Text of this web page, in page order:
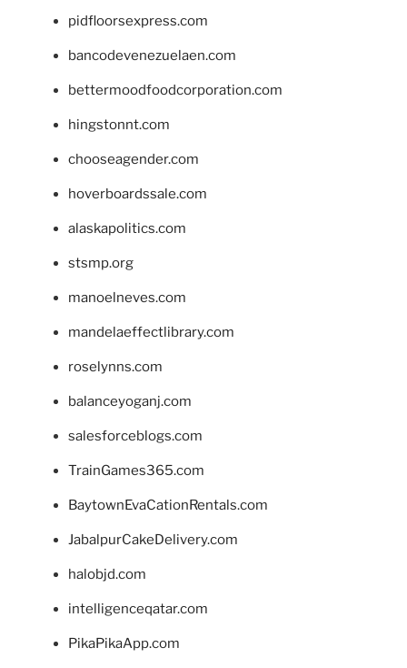
pidfloorsexpress.com
bancodevenezuelaen.com
bettermoodfoodcorporation.com
hingstonnt.com
chooseagender.com
hoverboardssale.com
alaskapolitics.com
stsmp.org
manoelneves.com
mandelaeffectlibrary.com
roselynns.com
balanceyoganj.com
salesforceblogs.com
TrainGames365.com
BaytownEvaCationRentals.com
JabalpurCakeDelivery.com
halobjd.com
intelligenceqatar.com
PikaPikaApp.com